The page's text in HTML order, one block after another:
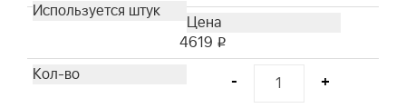
Husqvarna
Husqvarna
Husqvarna
4619 i
- +